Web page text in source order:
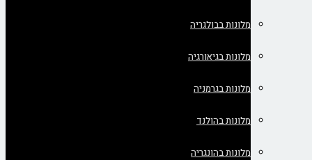
מלונות בבולגריה
מלונות בגיאורגיה
מלונות בגרמניה
מלונות בהולנד
מלונות בהונגריה